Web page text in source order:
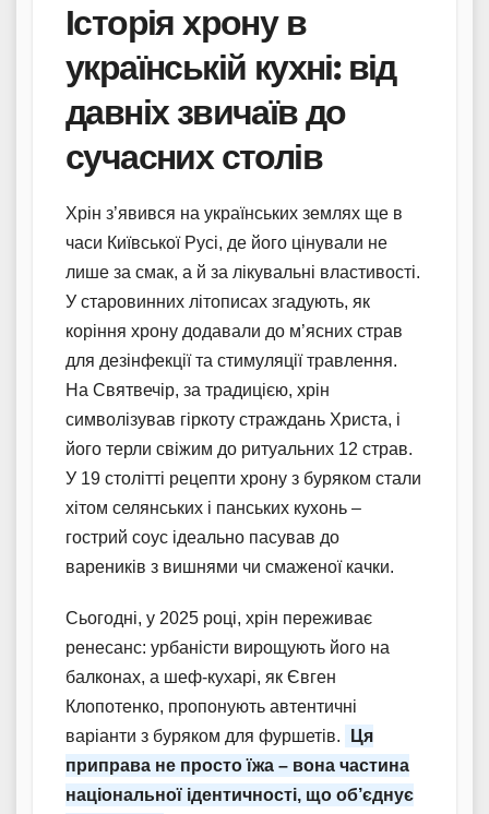
Історія хрону в
українській кухні: від
давніх звичаїв до
сучасних столів
Хрін з’явився на українських землях ще в
часи Київської Русі, де його цінували не
лише за смак, а й за лікувальні властивості.
У старовинних літописах згадують, як
коріння хрону додавали до м’ясних страв
для дезінфекції та стимуляції травлення.
На Святвечір, за традицією, хрін
символізував гіркоту страждань Христа, і
його терли свіжим до ритуальних 12 страв.
У 19 столітті рецепти хрону з буряком стали
хітом селянських і панських кухонь –
гострий соус ідеально пасував до
вареників з вишнями чи смаженої качки.
Сьогодні, у 2025 році, хрін переживає
ренесанс: урбаністи вирощують його на
балконах, а шеф-кухарі, як Євген
Клопотенко, пропонують автентичні
варіанти з буряком для фуршетів.
Ця
приправа не просто їжа – вона частина
національної ідентичності, що об’єднує